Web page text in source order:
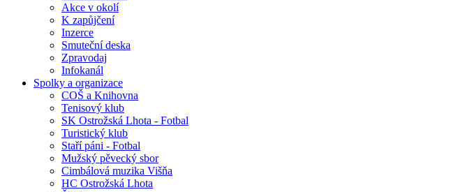
Akce v okolí
K zapůjčení
Inzerce
Smuteční deska
Zpravodaj
Infokanál
Spolky a organizace
COŠ a Knihovna
Tenisový klub
SK Ostrožská Lhota - Fotbal
Turistický klub
Staří páni - Fotbal
Mužský pěvecký sbor
Cimbálová muzika Višňa
HC Ostrožská Lhota